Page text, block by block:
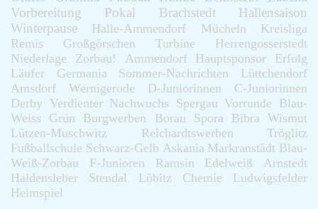
Vorbereitung
Pokal Brachstedt
Hallensaison
Winterpause
Halle-Ammendorf Mücheln
Kreisliga
Remis
Großgörschen Turbine
Herrengosserstedt
Niederlage
Zorbau! Ammendorf Hauptsponsor
Erfolg
Läufer
Germania Sommer-Nachrichten
Lüttchendorf
Amsdorf
Wernigerode D-Juniorinnen
C-Juniorinnen
Derby Verdienter Nachwuchs Spergau Vorrunde Blau-
Weiss
Grün Burgwerben Borau Spora Bibra
Wismut
Lützen-Muschwitz
Reichardtswerben
Tröglitz
Fußballschule Schwarz-Gelb Askania Markranstädt Blau-
Weiß-Zorbau
F-Junioren Ramsin Edelweiß
Arnstedt
Haldensleber
Stendal Löbitz Chemie
Ludwigsfelder
Heimspiel